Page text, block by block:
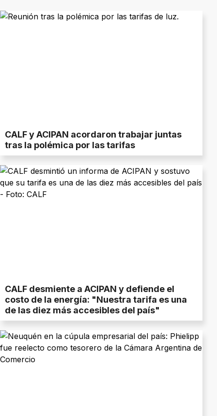
CALF y ACIPAN acordaron trabajar juntas
tras la polémica por las tarifas
CALF desmiente a ACIPAN y defiende el
costo de la energía: "Nuestra tarifa es una
de las diez más accesibles del país"